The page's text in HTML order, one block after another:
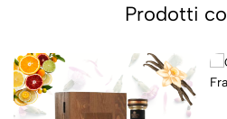
Prodotti